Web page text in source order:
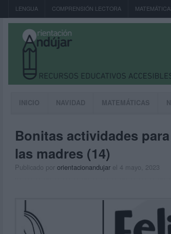
LENGUA COMPRENSIÓN LECTORA
INICIO NAVIDAD MATEMÁTICAS
Bonitas actividades
las madres (14)
Publicado por orientacionandujar el 4 mayo, 2023